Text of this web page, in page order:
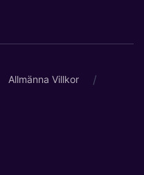
Allmänna Villkor /